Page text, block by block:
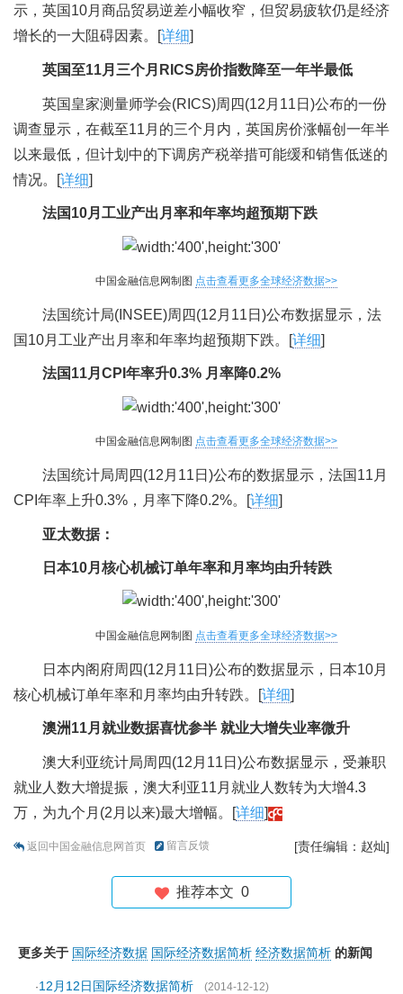
示，英国10月商品贸易逆差小幅收窄，但贸易疲软仍是经济
增长的一大阻碍因素。[ 详细
英国至11月三个月RICS房价指数降至一年半最低
英国皇家测量师学会(RICS)周四(12月11日)公布的一份
调查显示，在截至11月的三个月内，英国房价涨幅创一年半
以来最低，但计划中的下调房产税举措可能缓和销售低迷的
情况。[详细]
法国10月工业产出月率和年率均超预期下跌
中国金融信息网制图 点击查看更多全球经济数据>>
法国统计局(INSEE)周四(12月11日)公布数据显示，法
国10月工业产出月率和年率均超预期下跌。[详细]
法国11月CPI年率升0.3% 月率降0.2%
中国金融信息网制图 点击查看更多全球经济数据>>
法国统计局周四(12月11日)公布的数据显示，法国11月
CPI年率上升0.3%，月率下降0.2%。[详细]
亚太数据：
日本10月核心机械订单年率和月率均由升转跌
中国金融信息网制图 点击查看更多全球经济数据>>
日本内阁府周四(12月11日)公布的数据显示，日本10月
核心机械订单年率和月率均由升转跌。[详细]
澳洲11月就业数据喜忧参半 就业大增失业率微升
澳大利亚统计局周四(12月11日)公布数据显示，受兼职
就业人数大增提振，澳大利亚11月就业人数转为大增4.3
万，为九个月(2月以来)最大增幅。[详细]
返回中国金融信息网首页 留言反馈 [责任编辑：赵灿]
推荐本文 0
更多关于 国际经济数据 国际经济数据简析 经济数据简析 的新闻
·12月12日国际经济数据简析 (2014-12-12)